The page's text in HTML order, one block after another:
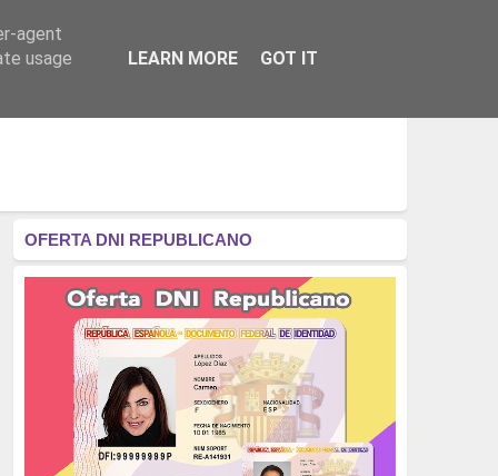
RÉGIMEN - MONARQUÍA
OFERTA DNI REPUBLICANO
agent
usage
LEARN MORE GOT IT